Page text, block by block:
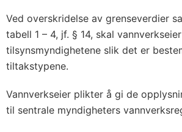
Ved overskridelse av grenseverdier
tabell 1 – 4, jf. § 14, skal
tilsynsmyndighetene slik det er
tiltakstypene.
Vannverkseier plikter å gi de
til sentrale myndigheters